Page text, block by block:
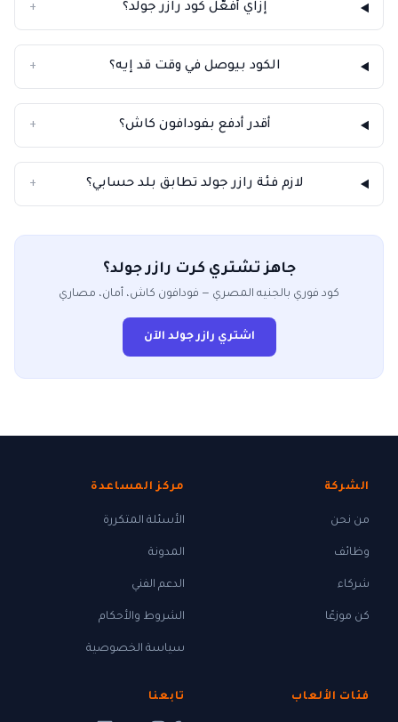
إزاي أفعّل كود رازر جولد؟ +
الكود بيوصل في وقت قد إيه؟ +
أقدر أدفع بفودافون كاش؟ +
لازم فئة رازر جولد تطابق بلد حسابي؟ +
جاهز تشتري كرت رازر جولد؟
كود فوري بالجنيه المصري — فودافون كاش، أمان، مصاري
اشتري رازر جولد الآن
الشركة
من نحن
وظائف
شركاء
كن موزعًا
مركز المساعدة
الأسئلة المتكررة
المدونة
الدعم الفني
الشروط والأحكام
سياسة الخصوصية
فئات الألعاب تابعنا